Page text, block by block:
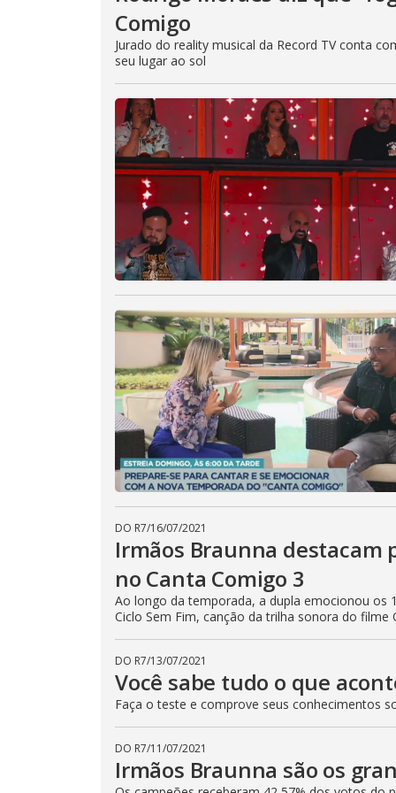
Comigo
Jurado do reality musical da Record TV conta
seu lugar ao sol
DO R7/16/07/2021
Irmãos Braunna destacam
no Canta Comigo 3
Ao longo da temporada, a dupla emocionou os
Ciclo Sem Fim, canção da trilha sonora do filme
DO R7/13/07/2021
Você sabe tudo o que
Faça o teste e comprove seus conhecimentos
DO R7/11/07/2021
Irmãos Braunna são os